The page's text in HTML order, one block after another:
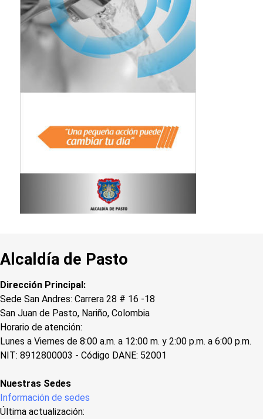
Alcaldía de Pasto
Dirección Principal:
Sede San Andres: Carrera 28 # 16 -18
San Juan de Pasto, Nariño, Colombia
Horario de atención:
Lunes a Viernes de 8:00 a.m. a 12:00 m. y 2:00 p.m. a 6:00 p.m.
NIT: 8912800003 - Código DANE: 52001
Nuestras Sedes
Información de sedes
Última actualización: